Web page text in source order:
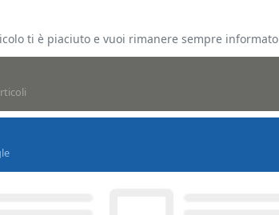
ti è piaciuto e vuoi rimanere sempre informato